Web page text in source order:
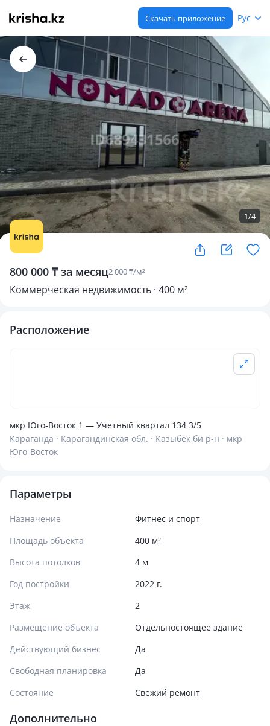
Скачать приложение Рус
1/4
800 000 ₸ за месяц2 000 ₸/м²
Коммерческая недвижимость · 400 м²
Расположение
мкр Юго-Восток 1 — Учетный квартал 134 3/5
Караганда · Карагандинская обл. · Казыбек би р-н · мкр
Юго-Восток
Параметры
Назначение
Фитнес и спорт
Площадь объекта
400 м²
Высота потолков
4 м
Год постройки
2022 г.
Этаж
2
Размещение объекта
Отдельностоящее здание
Действующий бизнес
Да
Свободная планировка
Да
Состояние
Cвежий ремонт
Дополнительно